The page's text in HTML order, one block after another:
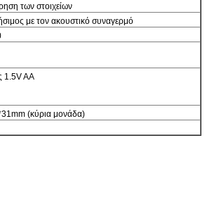
των στοιχείων
με τον ακουστικό συναγερμό
1.5V AA
(κύρια μονάδα)